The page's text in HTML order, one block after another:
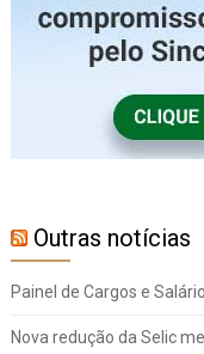
Outras notícias
Painel de Cargos e
Nova redução da Selic